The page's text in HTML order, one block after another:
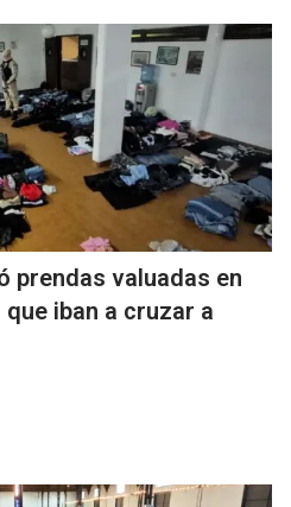
prendas valuadas en
iban a cruzar a